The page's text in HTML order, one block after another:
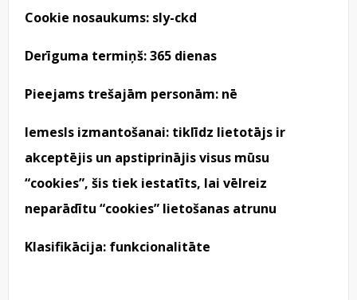
Cookie nosaukums: sly-ckd
Derīguma termiņš: 365 dienas
Pieejams trešajām personām: nē
Iemesls izmantošanai: tiklīdz lietotājs ir
akceptējis un apstiprinājis visus mūsu
“cookies”, šis tiek iestatīts, lai vēlreiz
neparādītu “cookies” lietošanas atrunu
Klasifikācija: funkcionalitāte